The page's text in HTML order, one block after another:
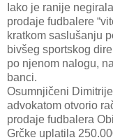
Iako je ranije
prodaje fudbalere
kratkom saslušanju
bivšeg sportskog
po njenom nalogu,
banci.
Osumnjičeni
advokatom otvorio
prodaje fudbalera
Grčke uplatila